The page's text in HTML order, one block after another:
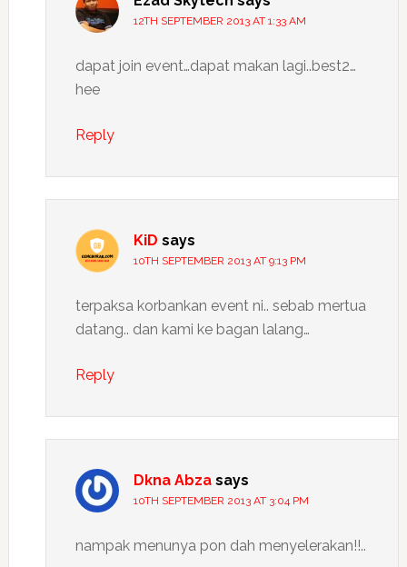
12TH SEPTEMBER 2013 AT 1:33 AM
dapat join event…dapat makan lagi..best2…
hee
Reply
KiD says
10TH SEPTEMBER 2013 AT 9:13 PM
terpaksa korbankan event ni.. sebab mertua
datang.. dan kami ke bagan lalang…
Reply
Dkna Abza says
10TH SEPTEMBER 2013 AT 3:04 PM
nampak menunya pon dah menyelerakan!!..